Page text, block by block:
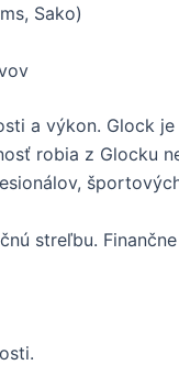
Sako)
a výkon. Glock
robia z Glocku
streľbu.